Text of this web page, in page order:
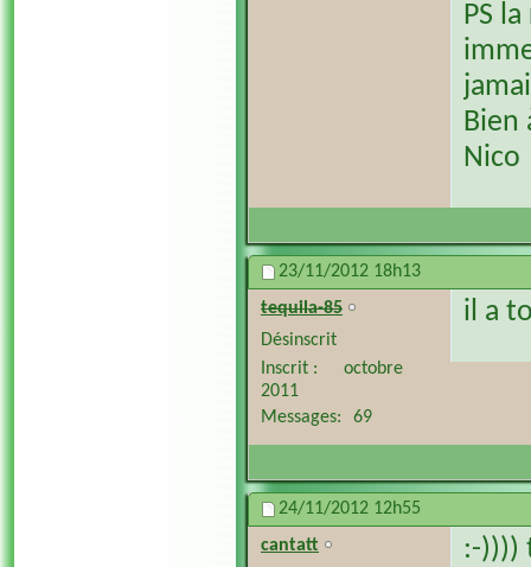
PS
Bien
Nico
23/11/2012 18h13
tequila-85
Désinscrit
Inscrit
octobre
2011
Messages
69
il a
24/11/2012 12h55
cantatt
:-))))